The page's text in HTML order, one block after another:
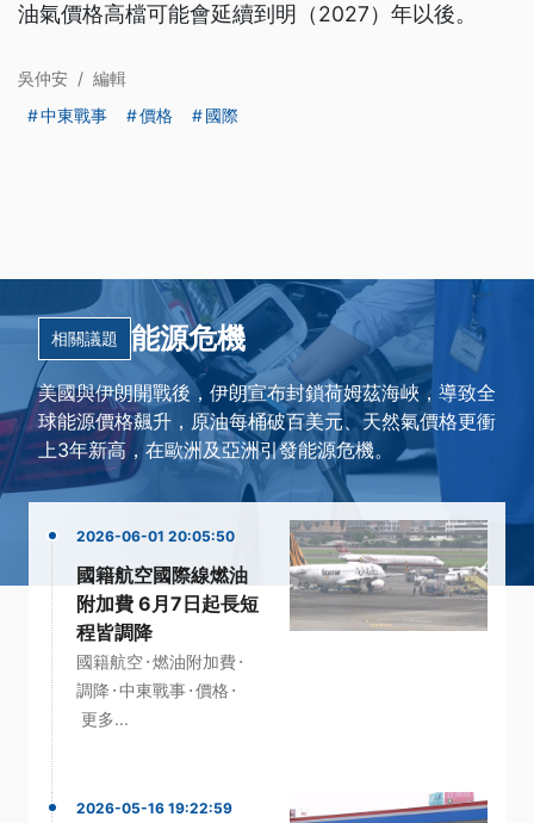
油氣價格高檔可能會延續到明（2027）年以後。
吳仲安 / 編輯
中東戰事
價格 國際
相關議題 能源危機
美國與伊朗開戰後，伊朗宣布封鎖荷姆茲海峽，導致全
球能源價格飆升，原油每桶破百美元、天然氣價格更衝
上3年新高，在歐洲及亞洲引發能源危機。
2026-06-01 20:05:50
國籍航空國際線燃油
附加費 6月7日起長短
程皆調降
國籍航空·燃油附加費·
調降 ·中東戰事·價格 ·
更多...
2026-05-16 19:22:59